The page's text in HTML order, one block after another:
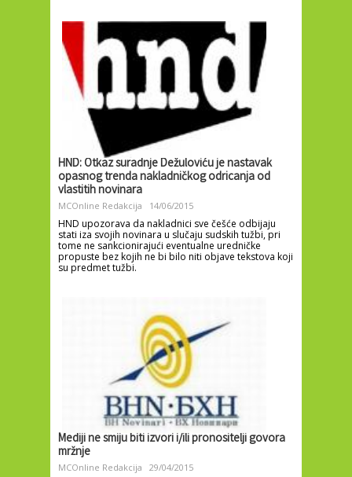
HND: Otkaz suradnje Dežuloviću je nastavak
opasnog trenda nakladničkog odricanja od
vlastitih novinara
MCOnline Redakcija 14/06/2015
HND upozorava da nakladnici sve češće odbijaju
stati iza svojih novinara u slučaju sudskih tužbi, pri
tome ne sankcionirajući eventualne uredničke
propuste bez kojih ne bi bilo niti objave tekstova koji
su predmet tužbi.
Mediji ne smiju biti izvori i/ili pronositelji govora
mržnje
MCOnline Redakcija 29/04/2015